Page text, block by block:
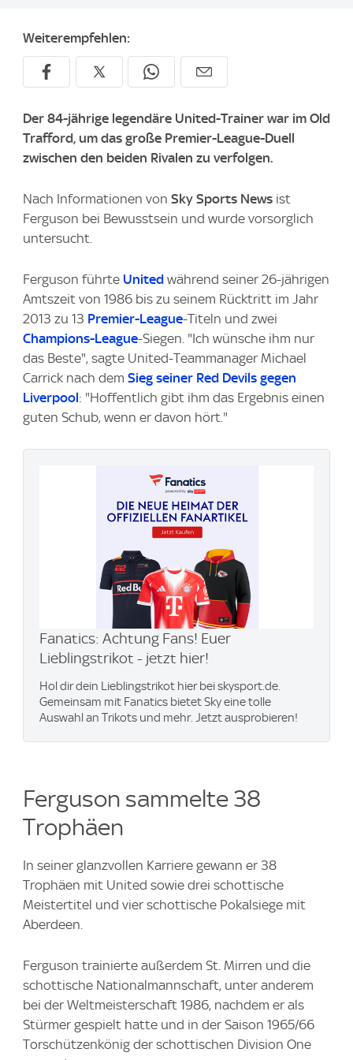
Weiterempfehlen:
Der 84-jährige legendäre United-Trainer war im Old
Trafford, um das große Premier-League-Duell
zwischen den beiden Rivalen zu verfolgen.
Nach Informationen von Sky Sports News ist
Ferguson bei Bewusstsein und wurde vorsorglich
untersucht.
Ferguson führte United während seiner 26-jährigen
Amtszeit von 1986 bis zu seinem Rücktritt im Jahr
2013 zu 13 Premier-League-Titeln und zwei
Champions-League-Siegen. "Ich wünsche ihm nur
das Beste", sagte United-Teammanager Michael
Carrick nach dem Sieg seiner Red Devils gegen
Liverpool: "Hoffentlich gibt ihm das Ergebnis einen
guten Schub, wenn er davon hört."
Fanatics: Achtung Fans! Euer
Lieblingstrikot - jetzt hier!
Hol dir dein Lieblingstrikot hier bei skysport.de.
Gemeinsam mit Fanatics bietet Sky eine tolle
Auswahl an Trikots und mehr. Jetzt ausprobieren!
Ferguson sammelte 38
Trophäen
In seiner glanzvollen Karriere gewann er 38
Trophäen mit United sowie drei schottische
Meistertitel und vier schottische Pokalsiege mit
Aberdeen.
Ferguson trainierte außerdem St. Mirren und die
schottische Nationalmannschaft, unter anderem
bei der Weltmeisterschaft 1986, nachdem er als
Stürmer gespielt hatte und in der Saison 1965/66
Torschützenkönig der schottischen Division One